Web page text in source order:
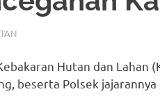
Hutan dan
beserta Polsek